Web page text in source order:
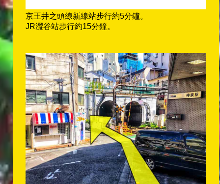
京王井之頭線新線站步行約5分鐘。
JR澀谷站步行約15分鐘。